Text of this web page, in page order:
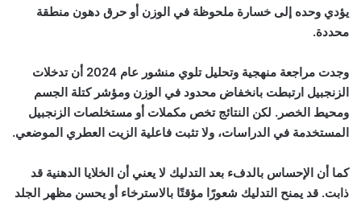
يؤدي وحده إلى خسارة ملحوظة في الوزن أو حرق دهون منطقة
محددة.
وجدت مراجعة منهجية وتحليل تلوي منشور عام 2024 أن تدخلات
الزنجبيل ارتبطت بانخفاض محدود في الوزن ومؤشر كتلة الجسم
ومحيط الخصر. لكن النتائج تخص مكملات أو مستخلصات الزنجبيل
المستخدمة في الدراسات، ولا تثبت فاعلية الزيت العطري الموضعي.
كما أن الإحساس بالدفء بعد التدليك لا يعني أن الخلايا الدهنية قد
ذابت. قد يمنح التدليك شعورًا مؤقتًا بالاسترخاء أو يحسن مظهر الجلد